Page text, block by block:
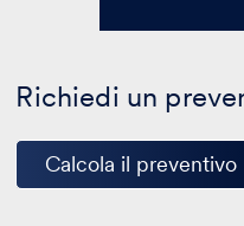
Richiedi un
Calcola il preventivo